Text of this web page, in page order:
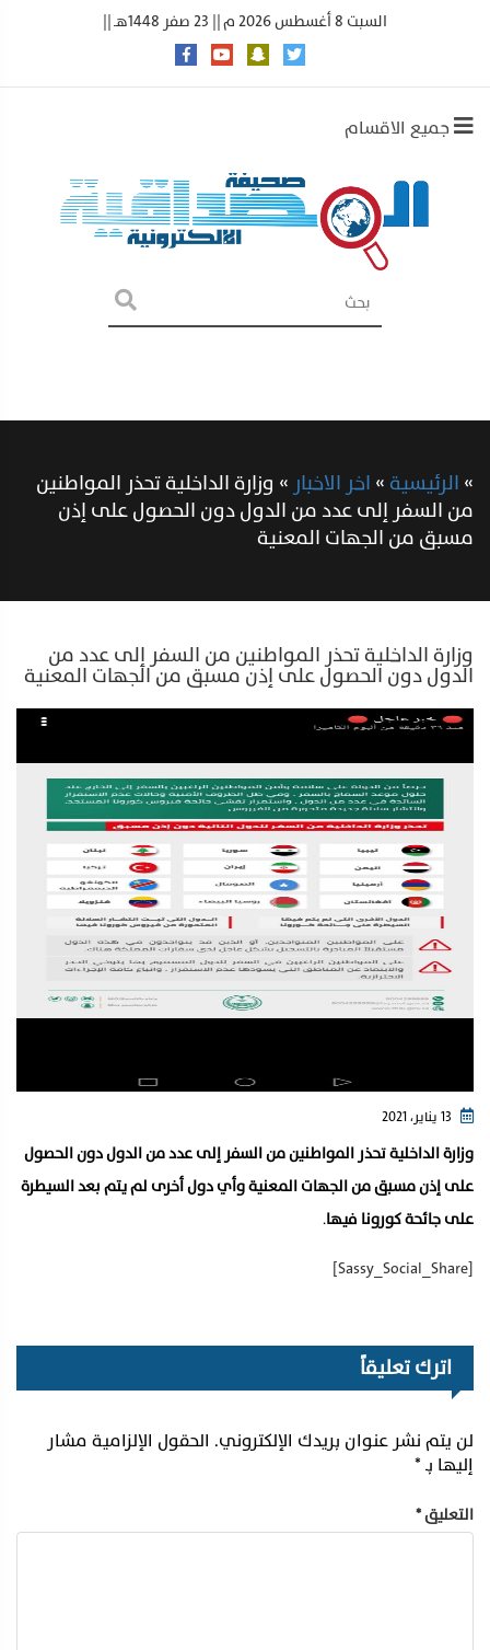
السبت 8 أغسطس 2026 م || 23 صفر 1448هـ ||
جميع الاقسام
»الرئيسية»اخر الاخبار » وزارة الداخلية تحذر المواطنين
من السفر إلى عدد من الدول دون الحصول على إذن
مسبق من الجهات المعنية
وزارة الداخلية تحذر المواطنين من السفر إلى عدد من
الدول دون الحصول على إذن مسبق من الجهات المعنية
وزارة الداخلية تحذر المواطنين من السفر إلى عدد من الدول دون الحصول
على إذن مسبق من الجهات المعنية وأي دول أخرى لم يتم بعد السيطرة
على جائحة كورونا فيها.
[Sassy_Social_Share]
اترك تعليقاً
لن يتم نشر عنوان بريدك الإلكتروني. الحقول الإلزامية مشار
إليها بـ*
التعليق*